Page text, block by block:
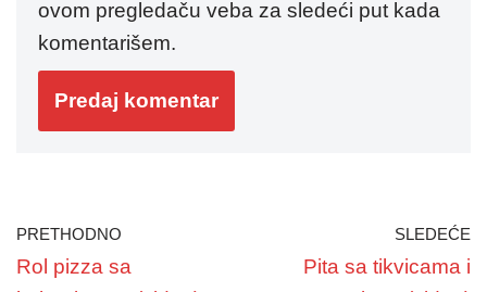
ovom pregledaču veba za sledeći put kada
komentarišem.
PRETHODNO
Rol pizza sa
SLEDEĆE
Pita sa tikvicama i